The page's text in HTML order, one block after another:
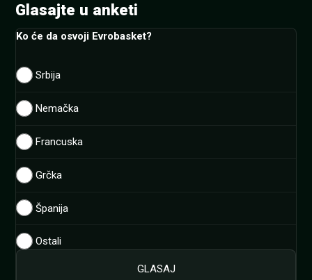
Glasajte u anketi
Ko će da osvoji Evrobasket?
Srbija
Nemačka
Francuska
Grčka
Španija
Ostali